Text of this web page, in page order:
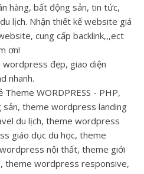
hàng, bất động sản, tin tức,
lịch. Nhận thiết kế website giá
cung cấp backlink,,,ect
ơn!
đẹp, giao diện
nhanh.
Theme WORDPRESS - PHP,
theme wordpress landing
du lịch, theme wordpress
giáo dục du học, theme
nội thất, theme giới
theme wordpress responsive,